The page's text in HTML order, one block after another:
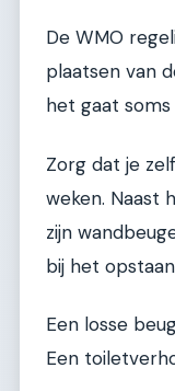
De WMO
plaatsen van
het gaat soms
Zorg dat je
weken. Naast
zijn
bij het
Een losse
Een